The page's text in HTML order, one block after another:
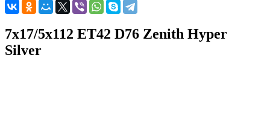
7x17/5x112 ET42 D76 Zenith Hyper
Silver